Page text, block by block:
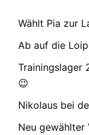
Wählt Pia zur
Ab auf die
Trainingslager
😉
Nikolaus bei
Neu gewählter